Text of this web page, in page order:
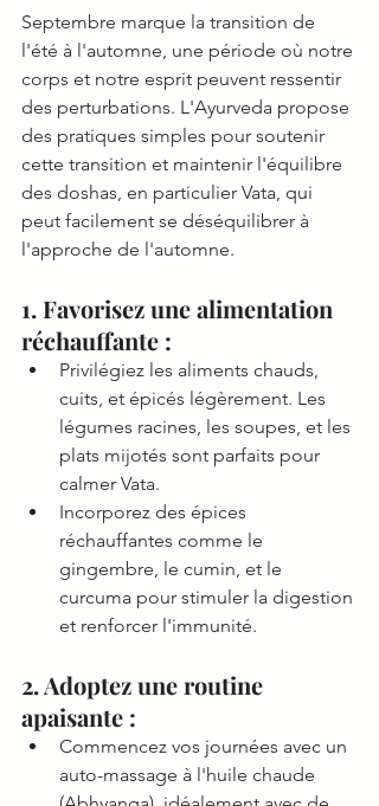
Septembre marque la transition de
l'été à l'automne, une période où notre
corps et notre esprit peuvent ressentir
des perturbations. L'Ayurveda propose
des pratiques simples pour soutenir
cette transition et maintenir l'équilibre
des doshas, en particulier Vata, qui
peut facilement se déséquilibrer à
l'approche de l'automne.
1. Favorisez une alimentation
réchauffante :
Privilégiez les aliments chauds,
cuits, et épicés légèrement. Les
légumes racines, les soupes, et les
plats mijotés sont parfaits pour
calmer Vata.
Incorporez des épices
réchauffantes comme le
gingembre, le cumin, et le
curcuma pour stimuler la digestion
et renforcer l'immunité.
2. Adoptez une routine
apaisante :
Commencez vos journées avec un
auto-massage à l'huile chaude